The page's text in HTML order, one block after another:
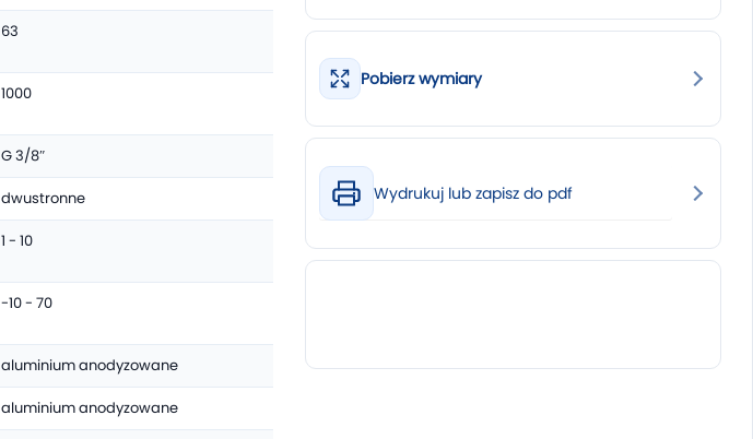
63
1000
G 3/8″
dwustronne
1 - 10
-10 - 70
aluminium anodyzowane
aluminium anodyzowane
Pobierz wymiary
Wydrukuj lub zapisz do pdf